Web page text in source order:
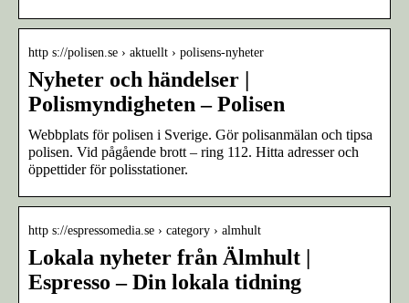
http s://polisen.se › aktuellt › polisens-nyheter
Nyheter och händelser |
Polismyndigheten – Polisen
Webbplats för polisen i Sverige. Gör polisanmälan och tipsa
polisen. Vid pågående brott – ring 112. Hitta adresser och
öppettider för polisstationer.
http s://espressomedia.se › category › almhult
Lokala nyheter från Älmhult |
Espresso – Din lokala tidning